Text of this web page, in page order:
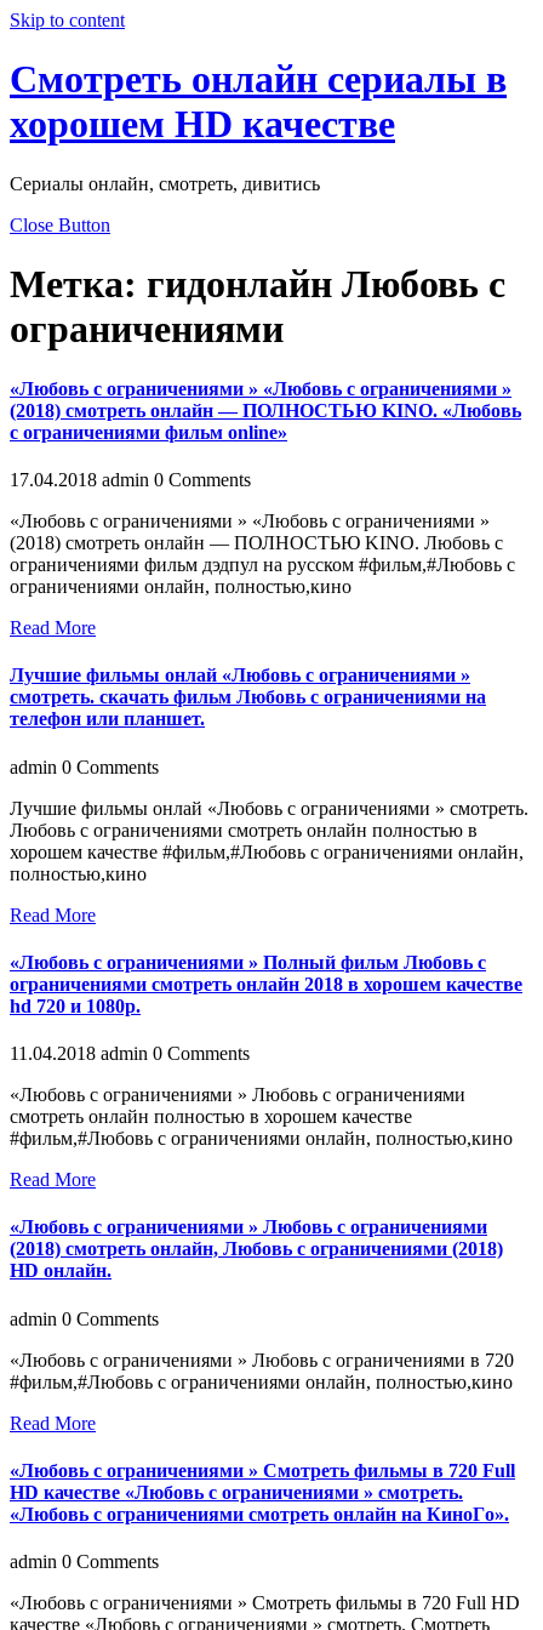
Skip to content
Смотреть онлайн сериалы в
хорошем HD качестве
Сериалы онлайн, смотреть, дивитись
Close Button
Метка: гидонлайн Любовь с
ограничениями
«Любовь с ограничениями » «Любовь с ограничениями »
(2018) смотреть онлайн — ПОЛНОСТЬЮ KINO. «Любовь
с ограничениями фильм online»
17.04.2018 admin 0 Comments
«Любовь с ограничениями » «Любовь с ограничениями »
(2018) смотреть онлайн — ПОЛНОСТЬЮ KINO. Любовь с
ограничениями фильм дэдпул на русском #фильм,#Любовь с
ограничениями онлайн, полностью,кино
Read More
Лучшие фильмы онлай «Любовь с ограничениями »
смотреть. cкaчaть фильм Любовь с ограничениями нa
телефoн или плaншет.
admin 0 Comments
Лучшие фильмы онлай «Любовь с ограничениями » смотреть.
Любовь с ограничениями смотреть онлайн полностью в
хорошем качестве #фильм,#Любовь с ограничениями онлайн,
полностью,кино
Read More
«Любовь с ограничениями » Полный фильм Любовь с
ограничениями смотреть онлайн 2018 в хорошем качестве
hd 720 и 1080p.
11.04.2018 admin 0 Comments
«Любовь с ограничениями » Любовь с ограничениями
смотреть онлайн полностью в хорошем качестве
#фильм,#Любовь с ограничениями онлайн, полностью,кино
Read More
«Любовь с ограничениями » Любовь с ограничениями
(2018) смотреть онлайн, Любовь с ограничениями (2018)
HD онлайн.
admin 0 Comments
«Любовь с ограничениями » Любовь с ограничениями в 720
#фильм,#Любовь с ограничениями онлайн, полностью,кино
Read More
«Любовь с ограничениями » Смотреть фильмы в 720 Full
HD качестве «Любовь с ограничениями » смотреть.
«Любовь с ограничениями смотреть онлайн нa КинoГo».
admin 0 Comments
«Любовь с ограничениями » Смотреть фильмы в 720 Full HD
качестве «Любовь с ограничениями » смотреть. Смотреть